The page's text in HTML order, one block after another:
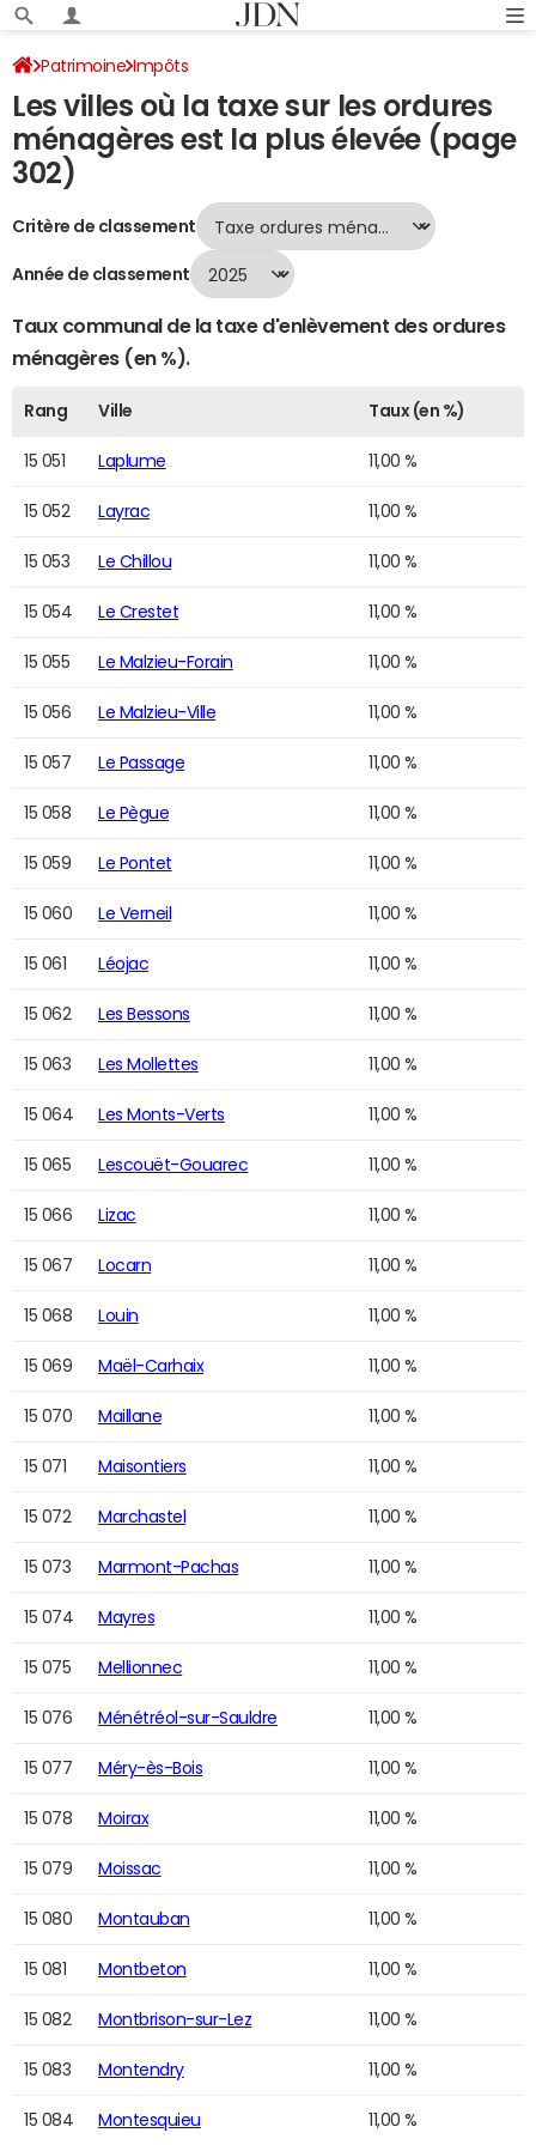
Patrimoine Impôts
Villes où la taxe sur les ordures ménagères est la plus élevée
Page 302
Les villes où la taxe sur les ordures
ménagères est la plus élevée (page
302)
Critère de classement
Année de classement
Taux communal de la taxe d'enlèvement des ordures
ménagères (en %).
Rang Ville Taux (en %)
15 051 Laplume 11,00 %
15 052 Layrac 11,00 %
15 053 Le Chillou 11,00 %
15 054 Le Crestet 11,00 %
15 055 Le Malzieu-Forain 11,00 %
15 056 Le Malzieu-Ville 11,00 %
15 057 Le Passage 11,00 %
15 058 Le Pègue 11,00 %
15 059 Le Pontet 11,00 %
15 060 Le Verneil 11,00 %
15 061 Léojac 11,00 %
15 062 Les Bessons 11,00 %
15 063 Les Mollettes 11,00 %
15 064 Les Monts-Verts 11,00 %
15 065 Lescouët-Gouarec 11,00 %
15 066 Lizac 11,00 %
15 067 Locarn 11,00 %
15 068 Louin 11,00 %
15 069 Maël-Carhaix 11,00 %
15 070 Maillane 11,00 %
15 071 Maisontiers 11,00 %
15 072 Marchastel 11,00 %
15 073 Marmont-Pachas 11,00 %
15 074 Mayres 11,00 %
15 075 Mellionnec 11,00 %
15 076 Ménétréol-sur-Sauldre 11,00 %
15 077 Méry-ès-Bois 11,00 %
15 078 Moirax 11,00 %
15 079 Moissac 11,00 %
15 080 Montauban 11,00 %
15 081 Montbeton 11,00 %
15 082 Montbrison-sur-Lez 11,00 %
15 083 Montendry 11,00 %
15 084 Montesquieu 11,00 %